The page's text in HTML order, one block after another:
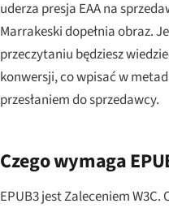
uderza presja EAA na
Marrakeski dopełnia obraz.
przeczytaniu będziesz
konwersji, co wpisać w
przesłaniem do sprzedawcy.
Czego wymaga
EPUB3 jest Zaleceniem